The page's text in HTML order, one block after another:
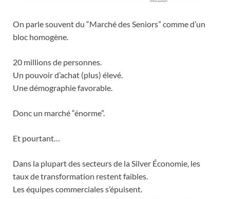
On parle souvent du “Marché des Seniors” comme d’un
bloc homogène.
20 millions de personnes.
Un pouvoir d’achat (plus) élevé.
Une démographie favorable.
Donc un marché “énorme”.
Et pourtant…
Dans la plupart des secteurs de la Silver Économie, les
taux de transformation restent faibles.
Les équipes commerciales s’épuisent.